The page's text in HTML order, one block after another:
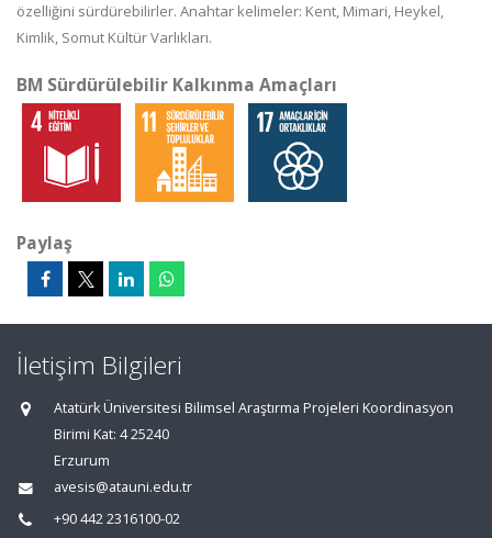
özelliğini sürdürebilirler. Anahtar kelimeler: Kent, Mimari, Heykel,
Kimlik, Somut Kültür Varlıkları.
BM Sürdürülebilir Kalkınma Amaçları
Paylaş
İletişim Bilgileri
Atatürk Üniversitesi Bilimsel Araştırma Projeleri Koordinasyon
Birimi Kat: 4 25240
Erzurum
avesis@atauni.edu.tr
+90 442 2316100-02